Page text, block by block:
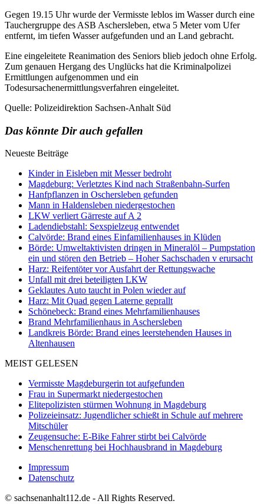
Gegen 19.15 Uhr wurde der Vermisste leblos im Wasser durch eine
Tauchergruppe des ASB Aschersleben, etwa 5 Meter vom Ufer
entfernt, im tiefen Wasser aufgefunden und an Land gebracht.
Eine eingeleitete Reanimation des Seniors blieb jedoch ohne Erfolg.
Zum genauen Hergang des Unglücks hat die Kriminalpolizei
Ermittlungen aufgenommen und ein
Todesursachenermittlungsverfahren eingeleitet.
Quelle: Polizeidirektion Sachsen-Anhalt Süd
Das könnte Dir auch gefallen
Neueste Beiträge
Kinder in Eisleben mit Messer bedroht
Magdeburg: Verletztes Kind nach Straßenbahn-Surfen
Hanfpflanzen in Oschersleben gefunden
Mann in Haldensleben niedergestochen
LKW verliert Gärreste auf A 2
Ladendiebstahl: Sexspielzeug entwendet
Calvörde: Brand eines Einfamilienhauses in Klüden
Börde: Umweltaktivisten dringen in Mineralöl – Pumpstation
ein und stören den Betrieb – Hoher Sachschaden v erursacht
Harz: Reifentöter vor Ausfahrt der Rettungswache
Unfall mit drei beteiligten LKW
Geklautes Auto taucht in Polen wieder auf
Harz: Mit Quad gegen Laterne geprallt
Schönebeck: Brand eines Mehrfamilienhauses
Brand Mehrfamilienhaus in Aschersleben
Landkreis Börde: Brand eines leerstehenden Hauses in
Altenhausen
MEIST GELESEN
Vermisste Magdeburgerin tot aufgefunden
Frau in Supermarkt niedergestochen
Elitepolizisten stürmen Wohnung in Magdeburg
Polizeieinsatz: Jugendlicher schießt in Schule auf mehrere
Mitschüler
Zeugensuche: E-Bike Fahrer stirbt bei Calvörde
Menschenrettung bei Hochhausbrand in Magdeburg
Impressum
Datenschutz
© sachsenanhalt112.de - All Rights Reserved.